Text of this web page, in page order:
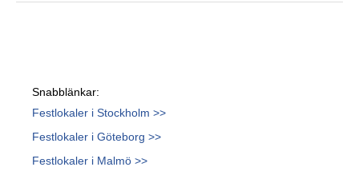
Snabblänkar:
Festlokaler i Stockholm >>
Festlokaler i Göteborg >>
Festlokaler i Malmö >>